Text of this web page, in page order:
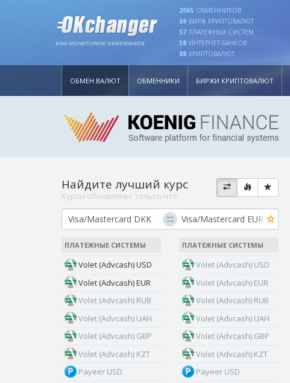
ВАШ МОНИТОРИНГ ОБМЕННИКОВ
2065 ОБМЕННИКОВ
69 БИРЖ КРИПТОВАЛЮТ
57 ПЛАТЕЖНЫХ СИСТЕМ
38 ИНТЕРНЕТ-БАНКОВ
88 КРИПТОВАЛЮТ
ОБМЕН ВАЛЮТ ОБМЕННИКИ БИРЖИ КРИПТОВАЛЮТ
Найдите лучший курс
Курсы обновлены: только что
ПЛАТЕЖНЫЕ СИСТЕМЫ
Volet (Advcash) USD
Volet (Advcash) EUR
Volet (Advcash) RUB
Volet (Advcash) UAH
Volet (Advcash) GBP
Volet (Advcash) KZT
Payeer USD
ПЛАТЕЖНЫЕ СИСТЕМЫ
Volet (Advcash) USD
Volet (Advcash) EUR
Volet (Advcash) RUB
Volet (Advcash) UAH
Volet (Advcash) GBP
Volet (Advcash) KZT
Payeer USD